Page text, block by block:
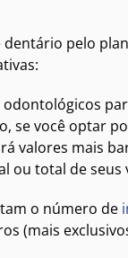
dentário pelo
se você optar
valores mais
ou total de seus
o número de
(mais